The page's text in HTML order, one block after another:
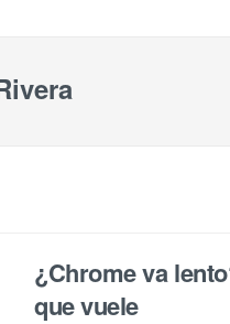
¿Chrome va
que vuele